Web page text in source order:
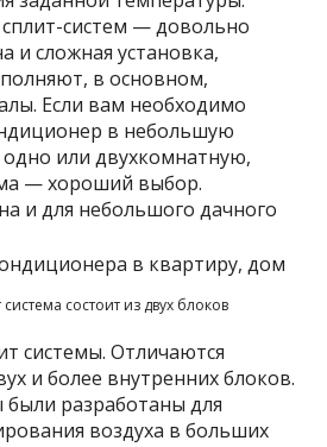
систем — довольно
и сложная установка,
в основном,
Если вам необходимо
в небольшую
или двухкомнатную,
— хороший выбор.
и для небольшого дачного
система состоит из двух блоков
системы. Отличаются
и более внутренних блоков.
были разработаны для
воздуха в больших